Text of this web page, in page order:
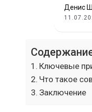
Денис
Ключевые
Что такое
Заключение